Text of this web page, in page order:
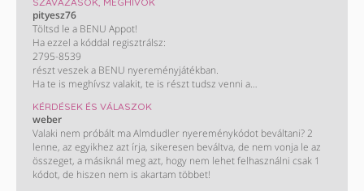
Ha legalább háromszor vásárolsz 8000 Ft felett július 6. és
augusztus 30. között, tiéd lehet a főnyeremény:
A 100 000 Ft-os Herbaház bevásárlás! Kisorsolunk egy 30 000 és
egy 50 000 Ft értékben levásárolható ajándékkártyát is. Így könnyű
spórolni!
pityesz76
Töltsd le a BENU Appot!
Ha ezzel a kóddal regisztrálsz:
2795-8539
részt veszek a BENU nyereményjátékban.
Ha te is meghívsz valakit, te is részt tudsz venni a
Letöltés és részletek:
https://onelink.to/a4722n
KÉRDÉSEK ÉS VÁLASZOK
weber
Valaki nem próbált ma Almdudler nyereménykódot beváltani? 2
lenne, az egyikhez azt írja, sikeresen beváltva, de nem vonja le az
összeget, a másiknál meg azt, hogy nem lehet felhasználni csak 1
kódot, de hiszen nem is akartam többet!